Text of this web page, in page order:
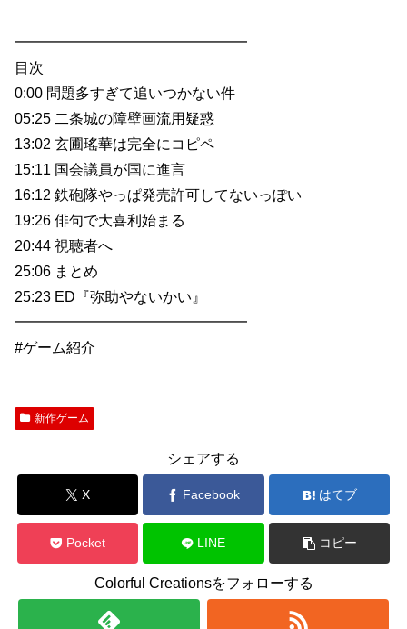
━━━━━━━━━━━━━━━━
目次
0:00 問題多すぎて追いつかない件
05:25 二条城の障壁画流用疑惑
13:02 玄圃瑤華は完全にコピペ
15:11 国会議員が国に進言
16:12 鉄砲隊やっぱ発売許可してないっぽい
19:26 俳句で大喜利始まる
20:44 視聴者へ
25:06 まとめ
25:23 ED『弥助やないかい』
━━━━━━━━━━━━━━━━
#ゲーム紹介
新作ゲーム
シェアする
X Facebook はてブ
Pocket LINE コピー
Colorful Creationsをフォローする